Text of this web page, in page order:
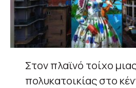
Στον πλαϊνό τοίχο
πολυκατοικίας στο